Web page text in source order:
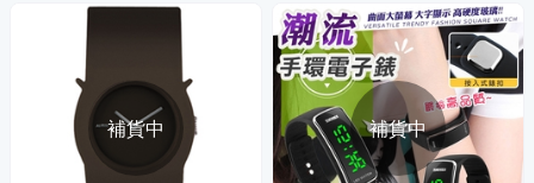
補貨中 補貨中